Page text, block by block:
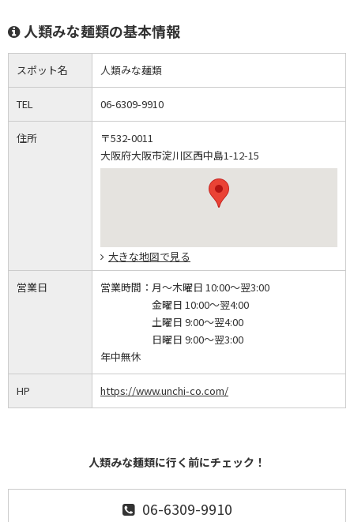
人類みな麺類の基本情報
スポット名 人類みな麺類
TEL 06-6309-9910
住所
〒532-0011
大阪府大阪市淀川区西中島1-12-15
大きな地図で見る
営業日 営業時間： 月～木曜日 10:00～翌3:00
金曜日 10:00～翌4:00
土曜日 9:00～翌4:00
日曜日 9:00～翌3:00
年中無休
HP https://www.unchi-co.com/
人類みな麺類に行く前にチェック！
06-6309-9910